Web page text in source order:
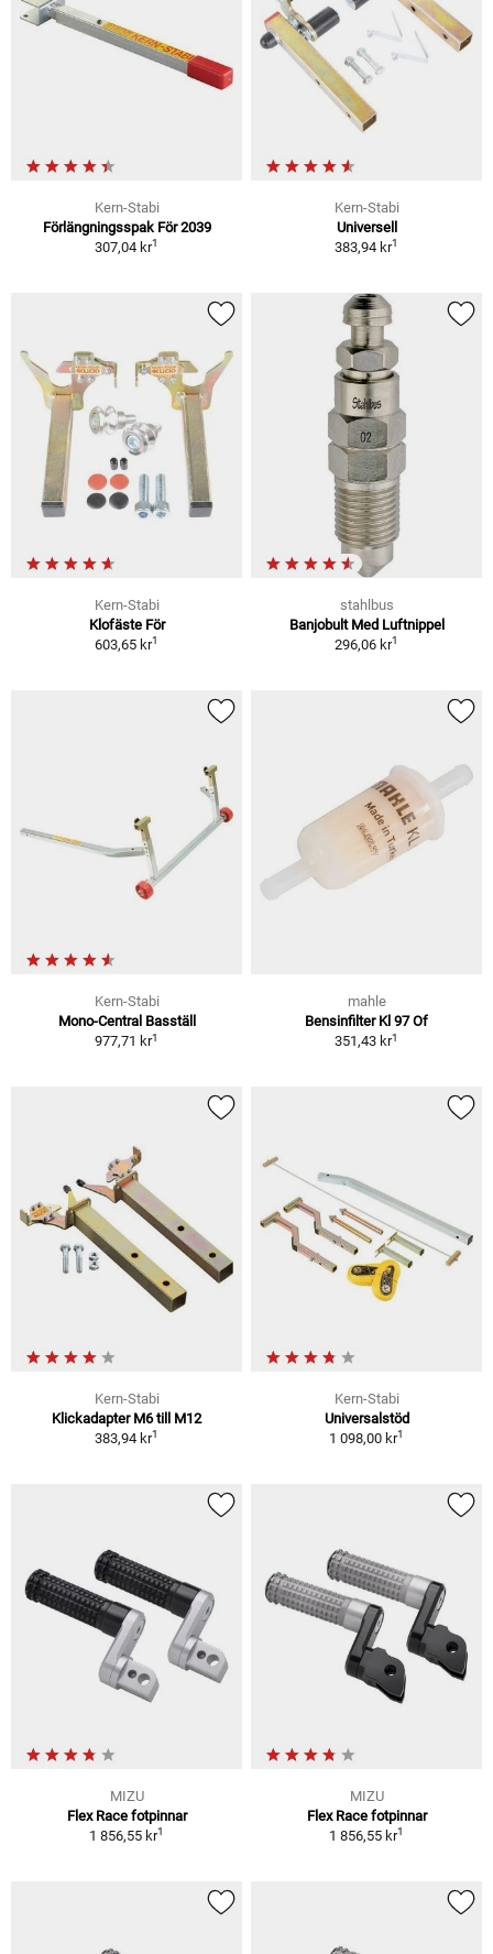
Kern-Stabi
Förlängningsspak För 2039
307,04 kr1
Kern-Stabi
Universell
383,94 kr1
Kern-Stabi
Klofäste För
603,65 kr1
stahlbus
Banjobult Med Luftnippel
296,06 kr1
Kern-Stabi
Mono-Central Basställ
977,71 kr1
mahle
Bensinfilter Kl 97 Of
351,43 kr1
Kern-Stabi
Klickadapter M6 till M12
383,94 kr1
Kern-Stabi
Universalstöd
1 098,00 kr1
MIZU
Flex Race fotpinnar
1 856,55 kr1
MIZU
Flex Race fotpinnar
1 856,55 kr1